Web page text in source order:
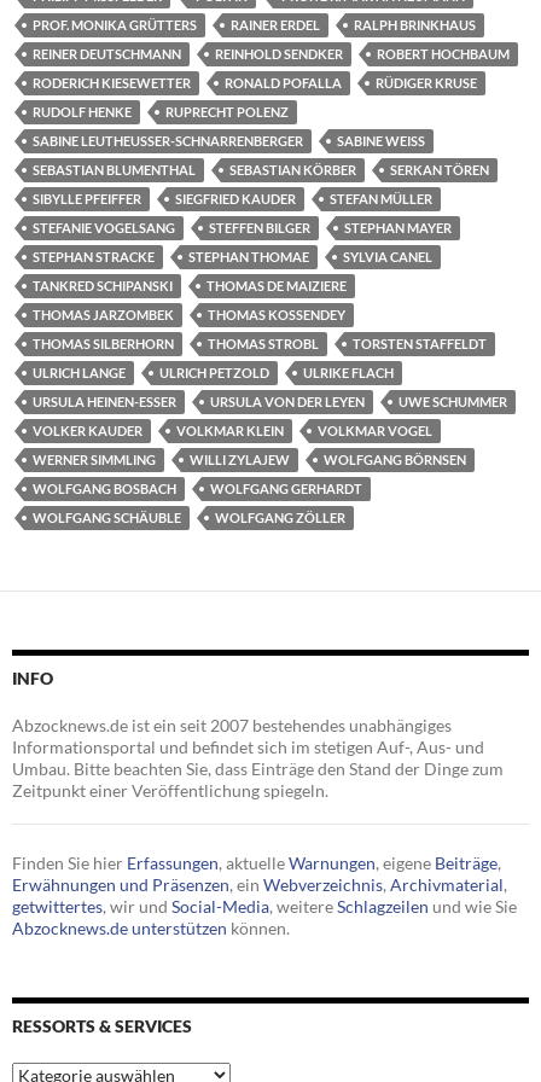
PROF. MONIKA GRÜTTERS
RAINER ERDEL
RALPH BRINKHAUS
REINER DEUTSCHMANN
REINHOLD SENDKER
ROBERT HOCHBAUM
RODERICH KIESEWETTER
RONALD POFALLA
RÜDIGER KRUSE
RUDOLF HENKE
RUPRECHT POLENZ
SABINE LEUTHEUSSER-SCHNARRENBERGER
SABINE WEISS
SEBASTIAN BLUMENTHAL
SEBASTIAN KÖRBER
SERKAN TÖREN
SIBYLLE PFEIFFER
SIEGFRIED KAUDER
STEFAN MÜLLER
STEFANIE VOGELSANG
STEFFEN BILGER
STEPHAN MAYER
STEPHAN STRACKE
STEPHAN THOMAE
SYLVIA CANEL
TANKRED SCHIPANSKI
THOMAS DE MAIZIERE
THOMAS JARZOMBEK
THOMAS KOSSENDEY
THOMAS SILBERHORN
THOMAS STROBL
TORSTEN STAFFELDT
ULRICH LANGE
ULRICH PETZOLD
ULRIKE FLACH
URSULA HEINEN-ESSER
URSULA VON DER LEYEN
UWE SCHUMMER
VOLKER KAUDER
VOLKMAR KLEIN
VOLKMAR VOGEL
WERNER SIMMLING
WILLI ZYLAJEW
WOLFGANG BÖRNSEN
WOLFGANG BOSBACH
WOLFGANG GERHARDT
WOLFGANG SCHÄUBLE
WOLFGANG ZÖLLER
INFO
Abzocknews.de ist ein seit 2007 bestehendes unabhängiges
Informationsportal und befindet sich im stetigen Auf-, Aus- und
Umbau. Bitte beachten Sie, dass Einträge den Stand der Dinge zum
Zeitpunkt einer Veröffentlichung spiegeln.
Finden Sie hier Erfassungen, aktuelleWarnungen, eigene Beiträge,
Erwähnungen und Präsenzen, ein Webverzeichnis, Archivmaterial,
getwittertes, wir und Social-Media, weitereSchlagzeilen und wie Sie
Abzocknews.de unterstützen können.
RESSORTS & SERVICES
Ressorts